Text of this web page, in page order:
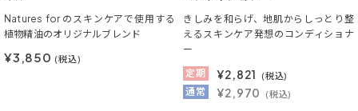
Natures for のスキンケアで使用する
植物精油のオリジナルブレンド
¥3,850 (税込)
きしみを和らげ、地肌からしっとり整
えるスキンケア発想のコンディショナ
ー
定期
¥2,821 (税込)
通常 ¥2,970 (税込)